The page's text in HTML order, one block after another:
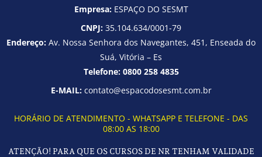
Empresa:ESPAÇO DO SESMT
CNPJ: 35.104.634/0001-79
Endereço: Av. Nossa Senhora dos Navegantes, 451, Enseada do
Suá, Vitória – Es
Telefone: 0800 258 4835
E-MAIL: contato@espacodosesmt.com.br
HORÁRIO DE ATENDIMENTO - WHATSAPP E TELEFONE - DAS
08:00 AS 18:00
ATENÇÃO! PARA QUE OS CURSOS DE NR TENHAM VALIDADE